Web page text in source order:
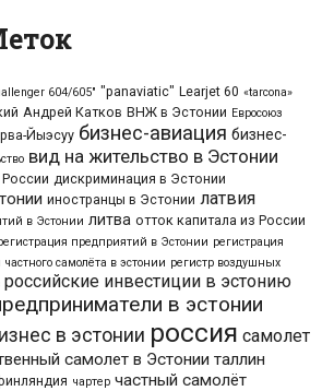
604/605" "panaviatic" Learjet 60 «tarcona»
Андрей Катков ВНЖ в Эстонии Евросоюз
Йыэсуу бизнес-авиация бизнес-
вид на жительство в Эстонии
дискриминация в Эстонии
иностранцы в Эстонии латвия
в Эстонии литва отток капитала из России
предприятий в Эстонии регистрация
частного самолёта в эстонии регистр воздушных
российские инвестиции в эстонию
в эстонии
в эстонии россия самолет
самолет в Эстонии таллин
чартер частный самолёт